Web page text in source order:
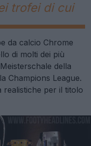
trofei di cui
da calcio Chrome
di molti dei più
della
Champions League.
realistiche per il titolo